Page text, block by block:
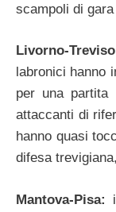
scampoli di
Livorno-
labronici hanno
per una partita
attaccanti di
hanno quasi
difesa
Mantova-Pisa: